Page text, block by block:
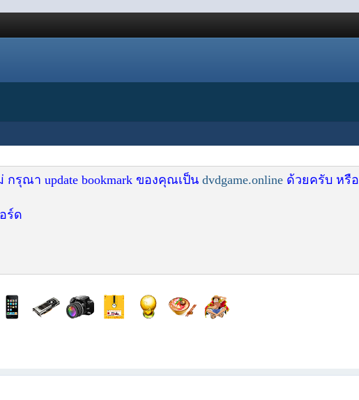
กรุณา update bookmark ของคุณเป็นdvdgame.online ด้วยครับ หรือ
ร์ด